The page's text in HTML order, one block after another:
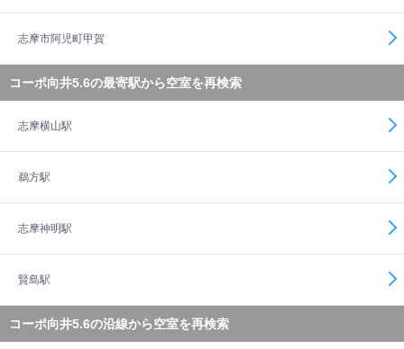
志摩市阿児町甲賀
コーポ向井5.6の最寄駅から空室を再検索
志摩横山駅
鵜方駅
志摩神明駅
賢島駅
コーポ向井5.6の沿線から空室を再検索